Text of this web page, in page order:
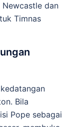
Newcastle dan
Timnas
Bila
Pope sebagai